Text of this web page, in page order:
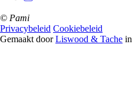
© Pami
Privacybeleid Cookiebeleid
Gemaakt doorLiswood & Tache in